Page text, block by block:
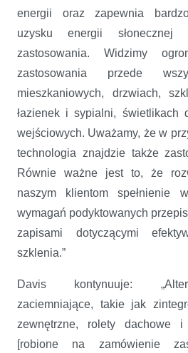
energii oraz zapewnia
uzysku energii
zastosowania. Widzimy
zastosowania przede
mieszkaniowych, drzwiach,
łazienek i sypialni, świetlikach
wejściowych. Uważamy, że w
technologia znajdzie także
Równie ważne jest to, że
naszym klientom spełnienie
wymagań podyktowanych
zapisami dotyczącymi
szklenia.”
Davis kontynuuje:
zaciemniające, takie jak
zewnętrzne, rolety dachowe i
[robione na zamówienie